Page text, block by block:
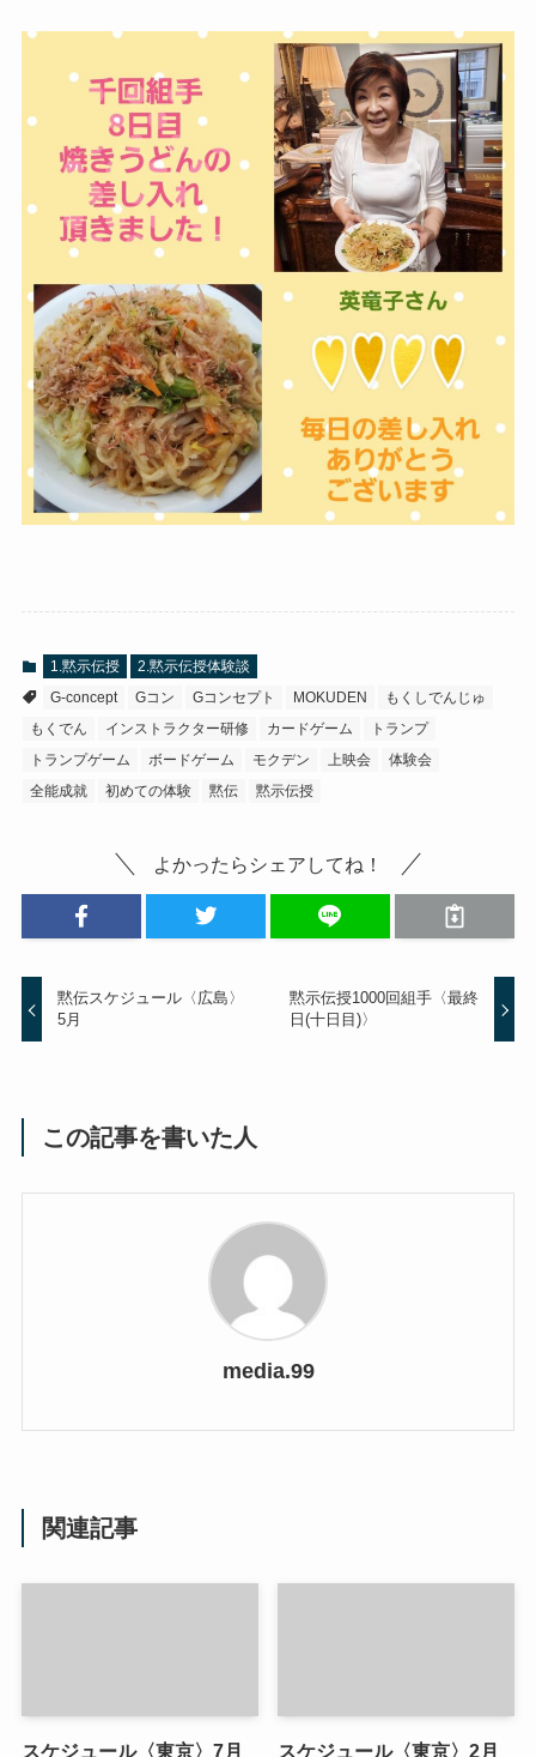
1.黙示伝授
2.黙示伝授体験談
G-concept
Gコン Gコンセプト MOKUDEN
もくしでんじゅ
もくでん
インストラクター研修 カードゲーム
トランプ
トランプゲーム
ボードゲーム モクデン 上映会
体験会
全能成就
初めての体験 黙伝 黙示伝授
よかったらシェアしてね！
黙伝スケジュール〈広島〉
5月
黙示伝授1000回組手〈最終
日(十日目)〉
この記事を書いた人
media.99
関連記事
スケジュール〈東京〉7月 スケジュール〈東京〉2月